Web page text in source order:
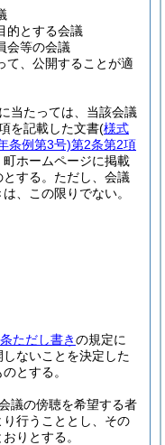
的とする会議
会等の会議
て、公開することが適
当たっては、当該会議
を記載した文書(様式
条例第3号)第2条第2項
ホームページに掲載
する。 ただし、会議
、この限りでない。
ただし書きの規定に
ないことを決定した
とする。
議の傍聴を希望する者
行うこととし、その
りとする。